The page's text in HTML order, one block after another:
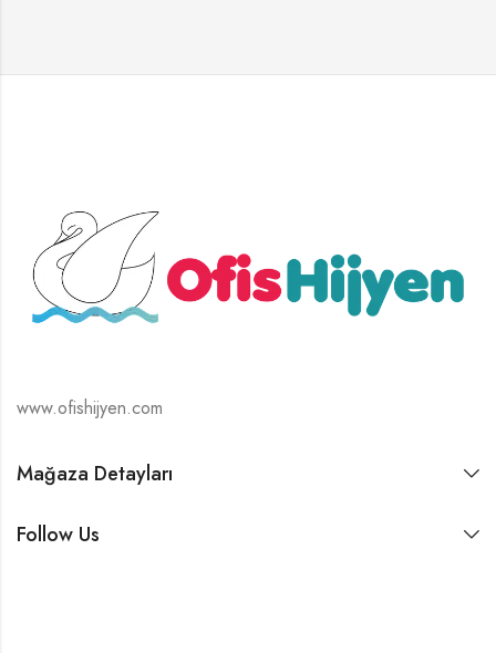
www.ofishijyen.com
Mağaza Detayları
Follow Us